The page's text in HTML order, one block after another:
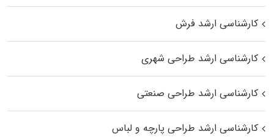
کارشناسی ارشد فرش
کارشناسی ارشد طراحی شهری
کارشناسی ارشد طراحی صنعتی
کارشناسی ارشد طراحی پارچه و لباس